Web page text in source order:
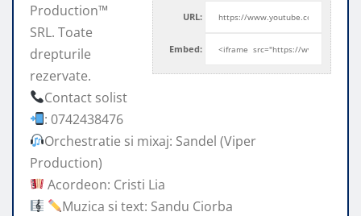
URL:
Embed:
Production™
SRL. Toate
drepturile
rezervate.
Contact solist
: 0742438476
Orchestratie si mixaj: Sandel (Viper
Production)
Acordeon: Cristi Lia
Muzica si text: Sandu Ciorba